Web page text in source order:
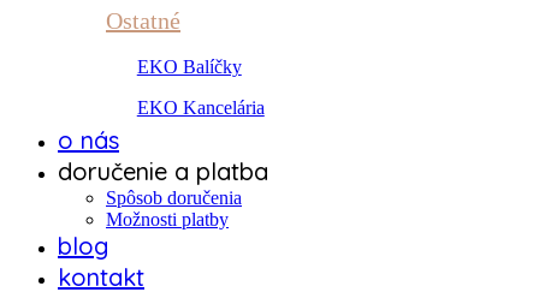
Ostatné
EKO Balíčky
EKO Kancelária
o nás
doručenie a platba
Spôsob doručenia
Možnosti platby
blog
kontakt